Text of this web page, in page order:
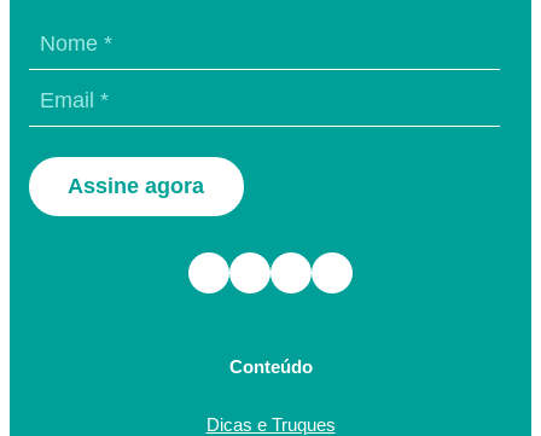
Assine agora
Facebook Instagram TikTok Youtube
Conteúdo
Dicas e Truques